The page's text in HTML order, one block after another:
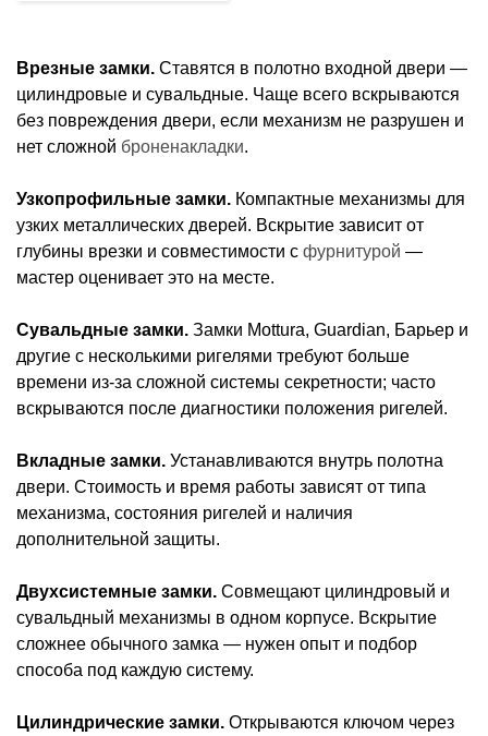
Врезные замки. Ставятся в полотно входной двери —
цилиндровые и сувальдные. Чаще всего вскрываются
без повреждения двери, если механизм не разрушен и
нет сложной броненакладки.
Узкопрофильные замки. Компактные механизмы для
узких металлических дверей. Вскрытие зависит от
глубины врезки и совместимости с фурнитурой —
мастер оценивает это на месте.
Сувальдные замки. Замки Mottura, Guardian, Барьер и
другие с несколькими ригелями требуют больше
времени из‑за сложной системы секретности; часто
вскрываются после диагностики положения ригелей.
Вкладные замки. Устанавливаются внутрь полотна
двери. Стоимость и время работы зависят от типа
механизма, состояния ригелей и наличия
дополнительной защиты.
Двухсистемные замки. Совмещают цилиндровый и
сувальдный механизмы в одном корпусе. Вскрытие
сложнее обычного замка — нужен опыт и подбор
способа под каждую систему.
Цилиндрические замки. Открываются ключом через